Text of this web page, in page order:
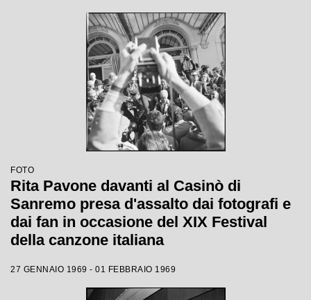
FOTO
Rita Pavone davanti al Casinò di
Sanremo presa d'assalto dai fotografi e
dai fan in occasione del XIX Festival
della canzone italiana
27 GENNAIO 1969 - 01 FEBBRAIO 1969